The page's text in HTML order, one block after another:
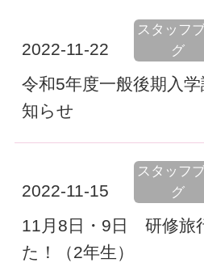
2022-11-22
スタッフ
グ
令和5年度一般後期入
知らせ
2022-11-15
スタッフ
グ
11月8日・9日 研修旅
た！（2年生）